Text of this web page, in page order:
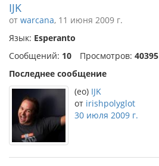
IJK
от warcana, 11 июня 2009 г.
Язык: Esperanto
Сообщений: 10 Просмотров: 40395
Последнее сообщение
(eo) IJK
от irishpolyglot
30 июля 2009 г.